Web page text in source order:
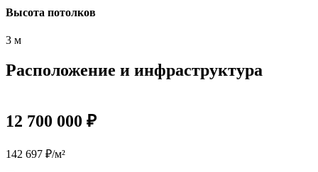
Высота потолков
3 м
Расположение и инфраструктура
12 700 000 ₽
142 697 ₽/м²